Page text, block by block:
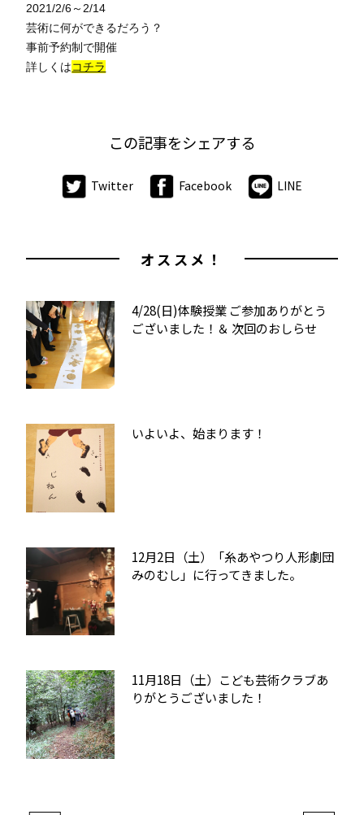
2021/2/6～2/14
芸術に何ができるだろう？
事前予約制で開催
詳しくはコチラ
この記事をシェアする
Twitter Facebook LINE
オススメ！
4/28(日)体験授業 ご参加ありがとう
ございました！＆ 次回のおしらせ
いよいよ、始まります！
12月2日（土）「糸あやつり人形劇団
みのむし」に行ってきました。
11月18日（土）こども芸術クラブあ
りがとうございました！